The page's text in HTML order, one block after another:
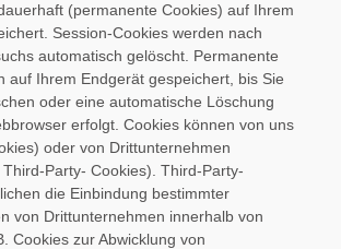
(permanente Cookies) auf Ihrem
Session-Cookies werden nach
automatisch gelöscht. Permanente
auf Ihrem Endgerät gespeichert, bis Sie
oder eine automatische Löschung
erfolgt. Cookies können von uns
oder von Drittunternehmen
Party- Cookies). Third-Party-
die Einbindung bestimmter
von Drittunternehmen innerhalb von
Cookies zur Abwicklung von